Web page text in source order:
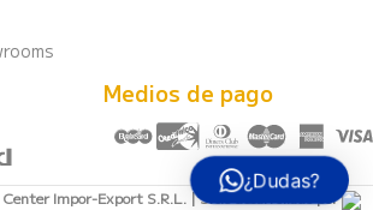
Medios de pago
Impor-Export S.R.L. | Sitio desarrollado por
¿Dudas?